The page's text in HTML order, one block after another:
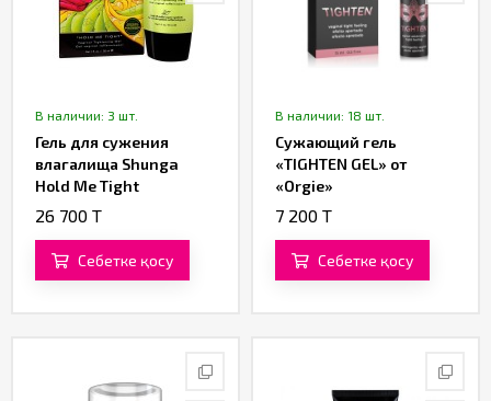
В наличии: 3 шт.
Гель для сужения
влагалища Shunga
Hold Me Tight
26 700 T
Себетке қосу
В наличии: 18 шт.
Сужающий гель
«TIGHTEN GEL» от
«Orgie»
7 200 T
Себетке қосу